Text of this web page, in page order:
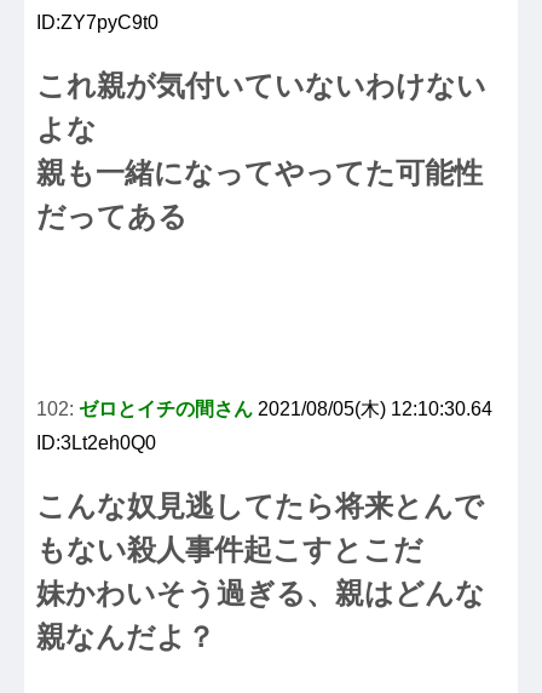
ID:ZY7pyC9t0
これ親が気付いていないわけない
よな
親も一緒になってやってた可能性
だってある
102: ゼロとイチの間さん 2021/08/05(木) 12:10:30.64
ID:3Lt2eh0Q0
こんな奴見逃してたら将来とんで
もない殺人事件起こすとこだ
妹かわいそう過ぎる、親はどんな
親なんだよ？